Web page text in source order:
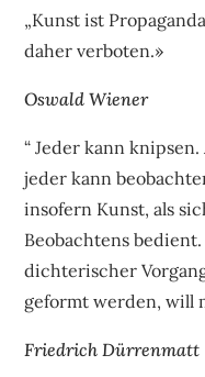
„Kunst ist
daher verboten.»
Oswald Wiener
“ Jeder kann
jeder kann
insofern Kunst, als
Beobachtens
dichterischer
geformt werden, will
Friedrich Dürrenmatt